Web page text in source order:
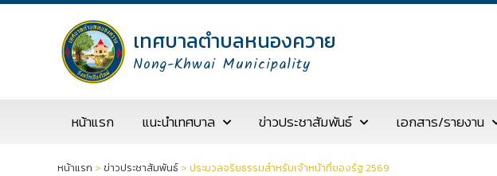
เทศบาลตำบลหนองควาย
Nong-Khwai Municipality
หน้าแรก แนะนำเทศบาล ข่าวประชาสัมพันธ์ เอกสาร/รายงาน
หน้าแรก > ข่าวประชาสัมพันธ์ > ประมวลจริยธรรมสำหรับเจ้าหน้าที่ของรัฐ 2569